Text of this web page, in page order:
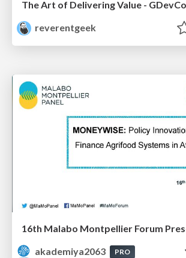
reverentgeek
16th Malabo Montpellier Forum
akademiya2063
PRO